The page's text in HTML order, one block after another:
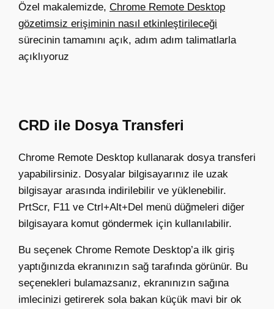
Özel makalemizde, Chrome Remote Desktop
gözetimsiz erişiminin nasıl etkinleştirileceği
sürecinin tamamını açık, adım adım talimatlarla
açıklıyoruz
CRD ile Dosya Transferi
Chrome Remote Desktop kullanarak dosya transferi
yapabilirsiniz. Dosyalar bilgisayarınız ile uzak
bilgisayar arasında indirilebilir ve yüklenebilir.
PrtScr, F11 ve Ctrl+Alt+Del menü düğmeleri diğer
bilgisayara komut göndermek için kullanılabilir.
Bu seçenek Chrome Remote Desktop’a ilk giriş
yaptığınızda ekranınızın sağ tarafında görünür. Bu
seçenekleri bulamazsanız, ekranınızın sağına
imlecinizi getirerek sola bakan küçük mavi bir ok